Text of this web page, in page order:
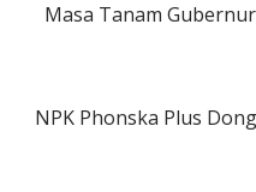
Masa Tanam
NPK Phonska Plus